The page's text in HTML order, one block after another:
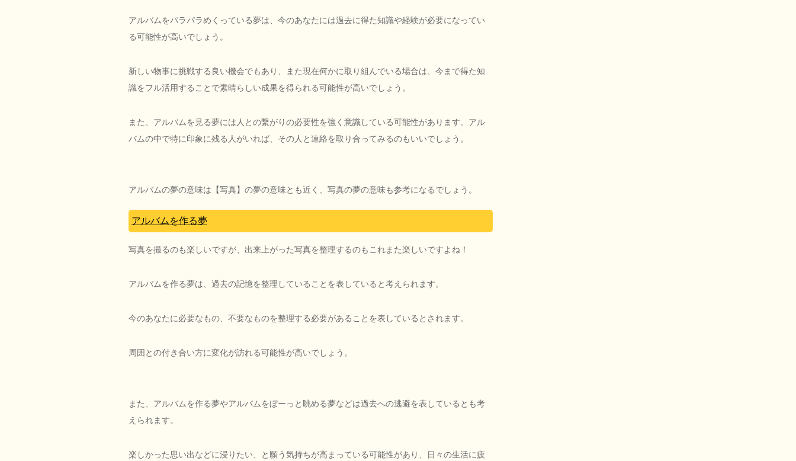
アルバムをパラパラめくっている夢は、今のあなたには過去に得た知識や経験が必要になってい
る可能性が高いでしょう。
新しい物事に挑戦する良い機会でもあり、また現在何かに取り組んでいる場合は、今まで得た知
識をフル活用することで素晴らしい成果を得られる可能性が高いでしょう。
また、アルバムを見る夢には人との繋がりの必要性を強く意識している可能性があります。アル
バムの中で特に印象に残る人がいれば、その人と連絡を取り合ってみるのもいいでしょう。
アルバムの夢の意味は【写真】の夢の意味とも近く、写真の夢の意味も参考になるでしょう。
アルバムを作る夢
写真を撮るのも楽しいですが、出来上がった写真を整理するのもこれまた楽しいですよね！
アルバムを作る夢は、過去の記憶を整理していることを表していると考えられます。
今のあなたに必要なもの、不要なものを整理する必要があることを表しているとされます。
周囲との付き合い方に変化が訪れる可能性が高いでしょう。
また、アルバムを作る夢やアルバムをぼーっと眺める夢などは過去への逃避を表しているとも考
えられます。
楽しかった思い出などに浸りたい、と願う気持ちが高まっている可能性があり、日々の生活に疲